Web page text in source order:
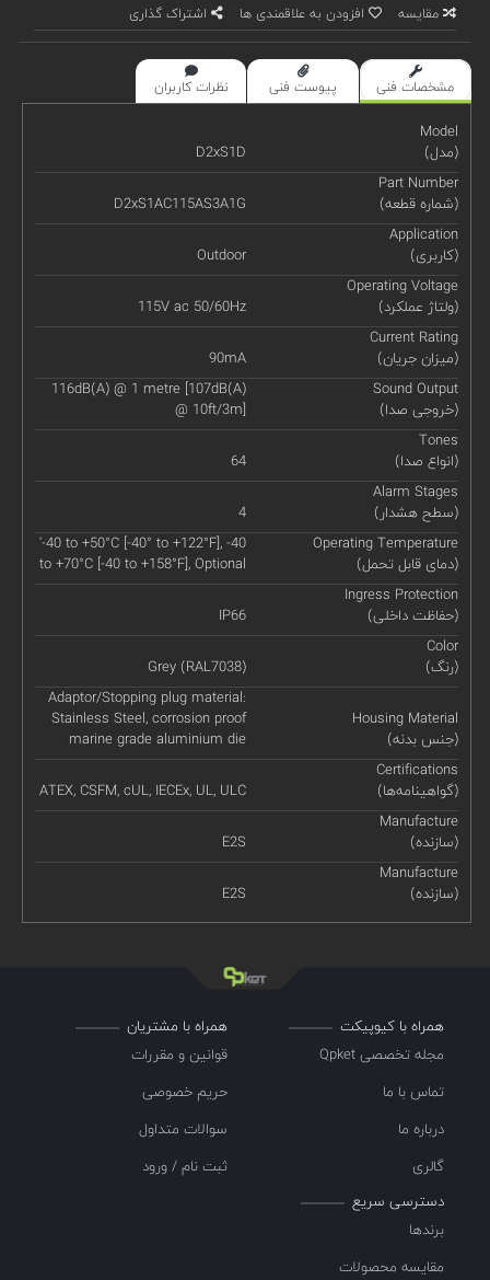
مقایسه افزودن به علاقمندی ها اشتراک گذاری
مشخصات فنی پیوست فنی نظرات کاربران
Model
(مدل)
D2xS1D
Part Number
(شماره قطعه)
D2xS1AC115AS3A1G
Application
(کاربری)
Outdoor
Operating Voltage
(ولتاژ عملکرد)
115V ac 50/60Hz
Current Rating
(میزان جریان)
90mA
Sound Output
(خروجی صدا)
116dB(A) @ 1 metre [107dB(A)
@ 10ft/3m]
Tones
(انواع صدا)
64
Alarm Stages
(سطح هشدار)
4
Operating Temperature
(دمای قابل تحمل)
'-40 to +50°C [-40° to +122°F], -40
to +70°C [-40 to +158°F], Optional
Ingress Protection
(حفاظت داخلی)
IP66
Color
(رنگ)
Grey (RAL7038)
Housing Material
(جنس بدنه)
Adaptor/Stopping plug material:
Stainless Steel, corrosion proof
marine grade aluminium die
Certifications
(گواهینامه‌ها)
ATEX, CSFM, cUL, IECEx, UL, ULC
Manufacture
(سازنده)
E2S
Manufacture
(سازنده)
E2S
همراه با کیوپیکت
مجله تخصصی Qpket
تماس با ما
درباره ما
گالری
همراه با مشتریان
قوانین و مقررات
حریم خصوصی
سوالات متداول
ثبت نام / ورود
دسترسی سریع
برندها
مقایسه محصولات